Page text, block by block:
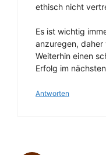
ethisch nicht
Es ist wichtig
anzuregen, daher
Weiterhin einen
Erfolg im
Antworten